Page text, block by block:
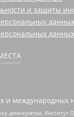
и защиты
международных
демократии,